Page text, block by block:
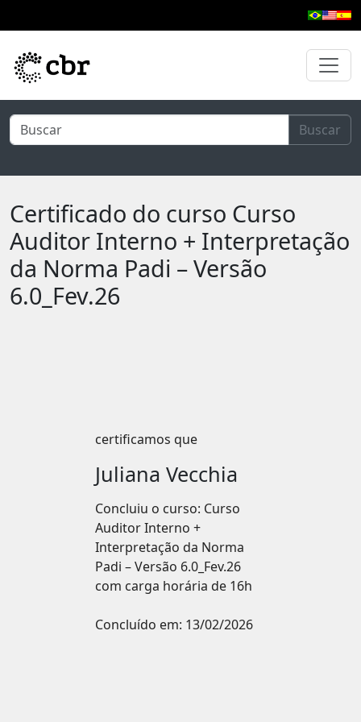
Buscar
Certificado do curso Curso
Auditor Interno + Interpretação
da Norma Padi – Versão
6.0_Fev.26
certificamos que
Juliana Vecchia
Concluiu o curso: Curso
Auditor Interno +
Interpretação da Norma
Padi – Versão 6.0_Fev.26
com carga horária de 16h
Concluído em: 13/02/2026